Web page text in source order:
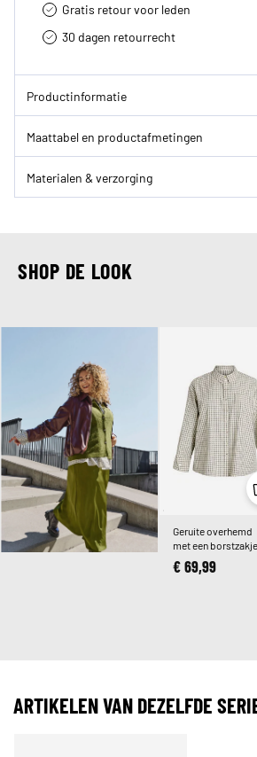
Gratis retour voor leden
30 dagen retourrecht­
Productinformatie
Maattabel en productafmetingen
Materialen & verzorging
SHOP DE LOOK
Geruite overhemd
met een borstzakje
€ 69,99
ARTIKELEN VAN DEZELFDE